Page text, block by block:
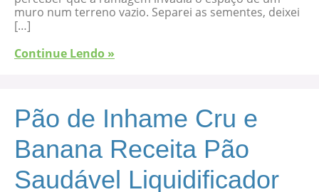
muro num terreno vazio. Separei as sementes, deixei
[…]
Continue Lendo »
Pão de Inhame Cru e
Banana Receita Pão
Saudável Liquidificador